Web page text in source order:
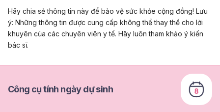
Hãy chia sẻ thông tin này để bảo vệ sức khỏe cộng đồng! Lưu
ý: Những thông tin được cung cấp không thể thay thế cho lời
khuyên của các chuyên viên y tế. Hãy luôn tham khảo ý kiến
bác sĩ.
Công cụ tính ngày dự sinh